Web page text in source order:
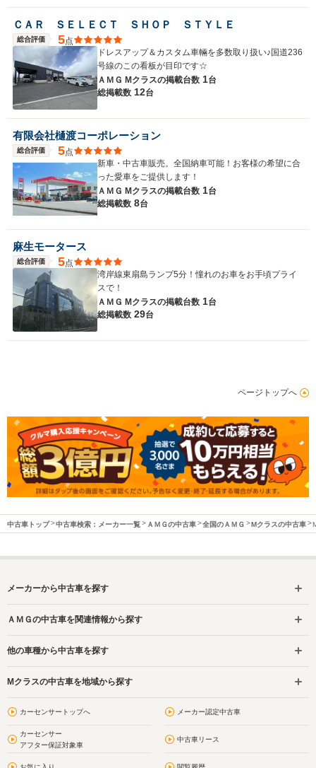
ＣＡＲ ＳＥＬＥＣＴ ＳＨＯＰ ＳＴＹＬＥ
総合評価 5点
ドレスアップ＆カスタム車輛を多数取り扱い♪国道236
号線のこの看板が目印です☆
ＡＭＧ Mクラスの掲載台数 1台
総掲載数 12台
有限会社樋渡コーポレーション
総合評価 5点
新車・中古車販売。全国納車可能！お客様の希望に合
った愛車をご提供します！
ＡＭＧ Mクラスの掲載台数 1台
総掲載数 8台
麻生モータース
総合評価 5点
湾岸線東扇島ランプ5分！憧れのお車をお手頃プライ
スで！
ＡＭＧ Mクラスの掲載台数 1台
総掲載数 29台
ページトップへ
中古車トップ 中古車検索：メーカー一覧 ＡＭＧの中古車 全国のＡＭＧ Mクラスの中古車
メーカーから中古車を探す
ＡＭＧの中古車を関連情報から探す
他の車種から中古車を探す
Mクラスの中古車を地域から探す
カーセンサートップへ メーカー認定中古車
カーセンサー
アフター保証対象車
中古車リース